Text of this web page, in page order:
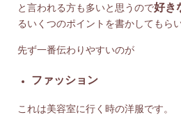
と言われる方も多いと思うので好き
るいくつのポイントを書かしてもら
先ず一番伝わりやすいのが
ファッション
これは美容室に行く時の洋服です。